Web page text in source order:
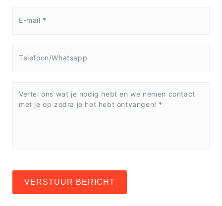
VERSTUUR BERICHT